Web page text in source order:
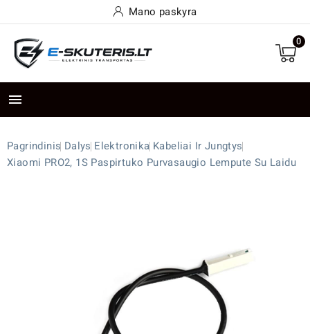
Mano paskyra
0

Pagrindinis Dalys Elektronika Kabeliai Ir Jungtys
Xiaomi PRO2, 1S Paspirtuko Purvasaugio Lempute Su Laidu